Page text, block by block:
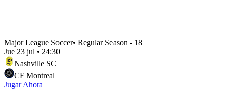
Major League Soccer• Regular Season - 18
Jue 23 jul • 24:30
Nashville SC
CF Montreal
Jugar Ahora